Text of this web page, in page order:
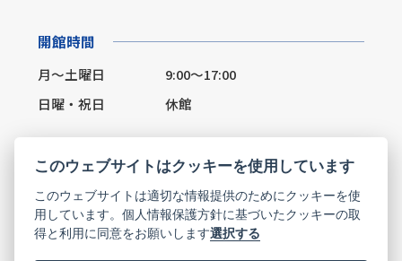
開館時間
月～土曜日
9:00～17:00
日曜・祝日
休館
Facebook X(Twitter)
このウェブサイトはクッキーを使用しています
このウェブサイトは適切な情報提供のためにクッキーを使
用しています。個人情報保護方針に基づいたクッキーの取
得と利用に同意をお願いします選択する